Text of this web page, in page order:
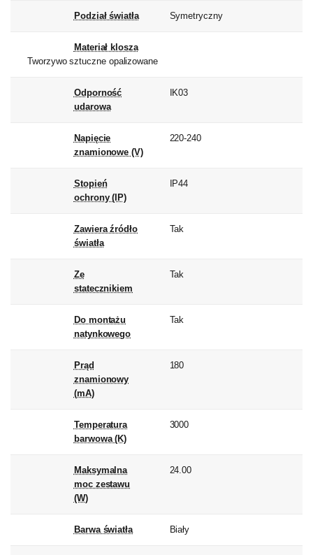
Podział światła Symetryczny
Materiał klosza
Tworzywo sztuczne opalizowane
Odporność
udarowa
IK03
Napięcie
znamionowe (V)
220-240
Stopień
ochrony (IP)
IP44
Zawiera źródło
światła
Tak
Ze
statecznikiem
Tak
Do montażu
natynkowego
Tak
Prąd
znamionowy
(mA)
180
Temperatura
barwowa (K)
3000
Maksymalna
moc zestawu
(W)
24.00
Barwa światła Biały